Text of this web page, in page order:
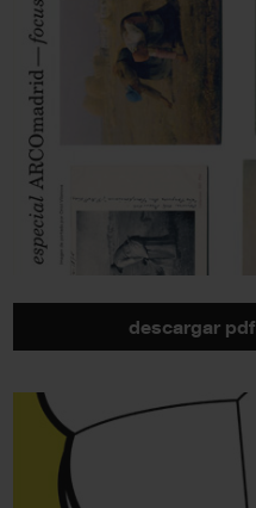
descargar pdf